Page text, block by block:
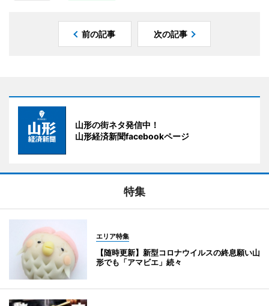
前の記事 次の記事
山形の街ネタ発信中！
山形経済新聞facebookページ
特集
エリア特集
【随時更新】新型コロナウイルスの終息願い山
形でも「アマビエ」続々